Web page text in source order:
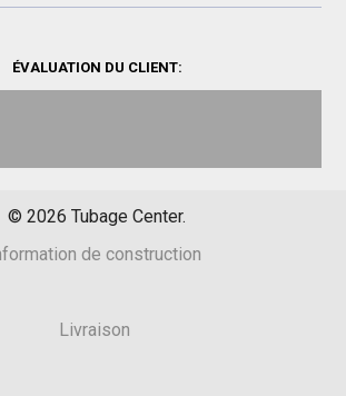
ÉVALUATION DU CLIENT:
© 2026 Tubage Center.
de construction
Livraison